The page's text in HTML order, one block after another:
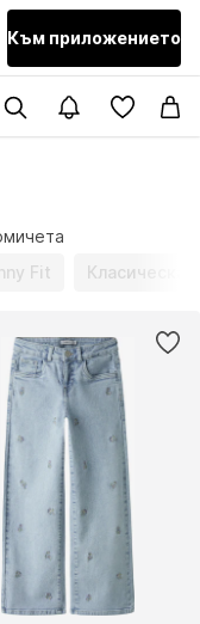
Към приложението
Fit Класическа